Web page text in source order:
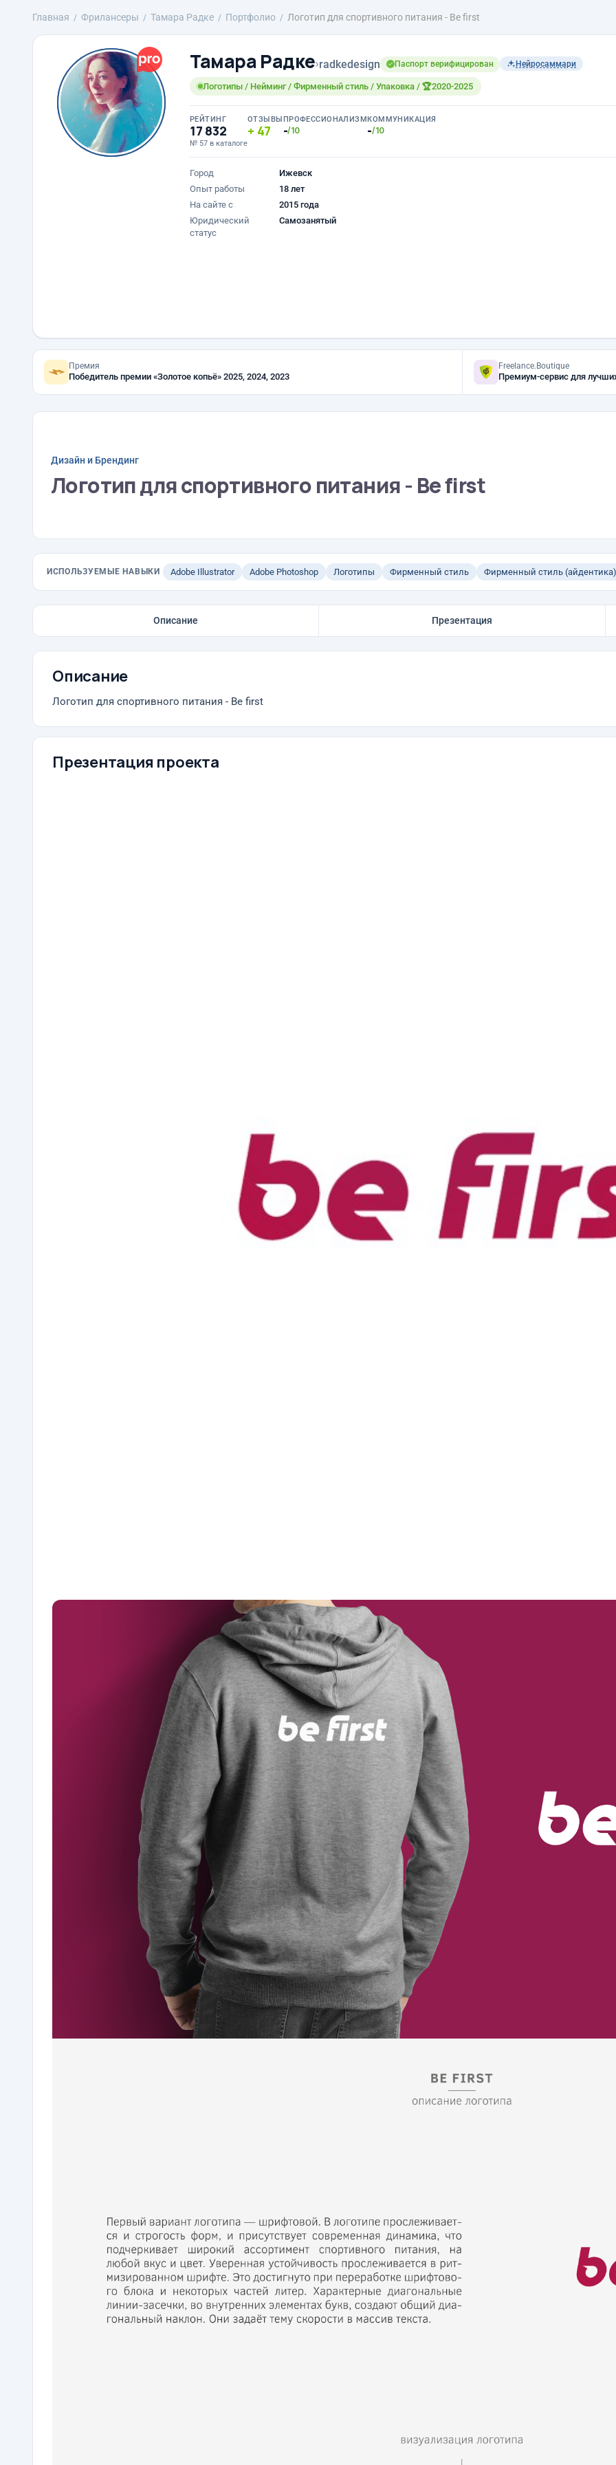
Главная Фрилансеры Тамара Радке Портфолио Логотип для спортивного питания - Be first
Тамара Радке›radkedesign Паспорт верифицирован Нейросаммари
Логотипы / Нейминг / Фирменный стиль / Упаковка / 🏆2020-2025
РЕЙТИНГ
17 832
№ 57 в каталоге
ОТЗЫВЫ
47
ПРОФЕССИОНАЛИЗМ
-/10
КОММУНИКАЦИЯ
-/10
Город
Ижевск
Опыт работы
18 лет
На сайте с
2015 года
Юридический
статус
Самозанятый
Премия
Победитель премии «Золотое копьё» 2025, 2024, 2023
Freelance.Boutique
Премиум-сервис для
Дизайн и Брендинг
Логотип для спортивного питания - Be first
ИСПОЛЬЗУЕМЫЕ НАВЫКИ Adobe Illustrator Adobe Photoshop Логотипы Фирменный стиль Фирменный стиль (айдентика)
Описание Презентация
Описание
Логотип для спортивного питания - Be first
Презентация проекта